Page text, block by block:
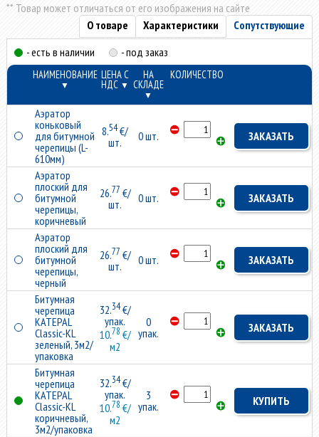
** Товар может отличаться от его изображения на сайте
Сопутствующие
Характеристики
О товаре
- есть в наличии
- под заказ
НАИМЕНОВАНИЕ
▼
ЦЕНА С
НДС ▼
НА
СКЛАДЕ
▼
КОЛИЧЕСТВО
Аэратор
коньковый
для битумной
черепицы (L-
610мм)
8.54€/
шт.
0 шт. ЗАКАЗАТЬ
Аэратор
плоский для
битумной
черепицы,
коричневый
26.77 €/
шт.
0 шт. ЗАКАЗАТЬ
Аэратор
плоский для
битумной
черепицы,
черный
26.77 €/
шт.
0 шт. ЗАКАЗАТЬ
Битумная
черепица
KATEPAL
Classic-KL
зеленый, 3м2/
упаковка
32.34€/
упак.
10.78 €/
м2
0
упак.
ЗАКАЗАТЬ
Битумная
черепица
KATEPAL
Classic-KL
коричневый,
3м2/упаковка
32.34€/
упак.
10.78 €/
м2
3
упак.
КУПИТЬ